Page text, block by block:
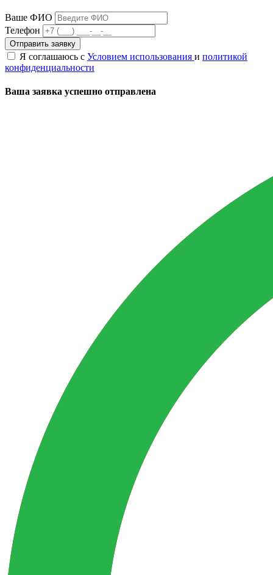
Ваше ФИО
Телефон
Отправить заявку
Я соглашаюсь с Условием использования и политикой
конфиденциальности
Ваша заявка успешно отправлена